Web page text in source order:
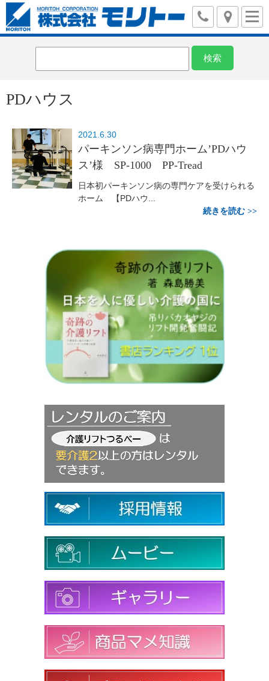
PDハウス
2021.6.30
パーキンソン病専門ホーム’PDハウ
ス’様 SP-1000 PP-Tread
日本初パーキンソン病の専門ケアを受けられる
ホーム 【PDハウ...
続きを読む